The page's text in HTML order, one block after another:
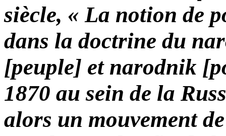
siècle, « La notion de
dans la doctrine du
[peuple] et narodnik
1870 au sein de la
alors un mouvement